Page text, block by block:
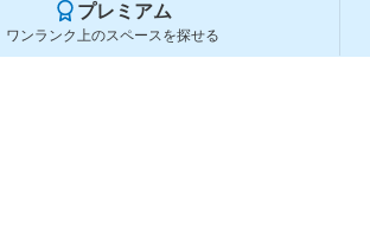
プレミアム
ワンランク上のスペースを探せる